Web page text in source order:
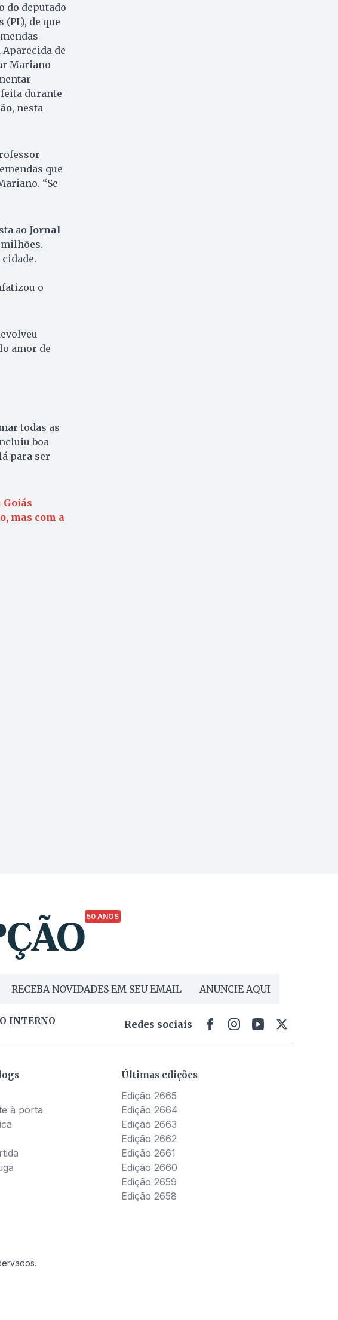
do deputado
de que
de
Mariano
durante
, nesta
que
“Se
ao Jornal
o
amor de
todas as
boa
para ser
mas com a
50 ANOS
RECEBA NOVIDADES EM SEU EMAIL ANUNCIE AQUI
INTERNO Redes sociais
à porta
Últimas edições
Edição 2665
Edição 2664
Edição 2663
Edição 2662
Edição 2661
Edição 2660
Edição 2659
Edição 2658